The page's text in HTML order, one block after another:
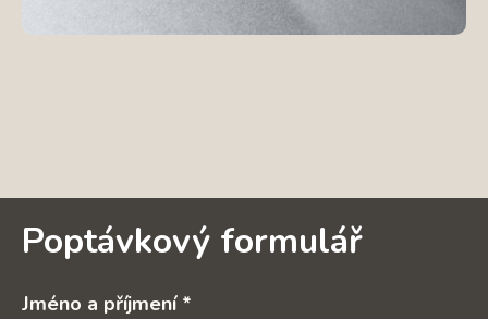
Poptávkový formulář
Jméno a příjmení *